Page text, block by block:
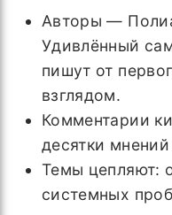
Авторы —
Удивлённый
пишут от
взглядом.
Комментарии
десятки
Темы цепляют:
системных